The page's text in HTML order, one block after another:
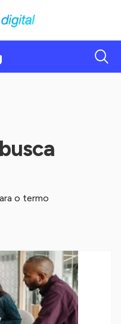
o termo